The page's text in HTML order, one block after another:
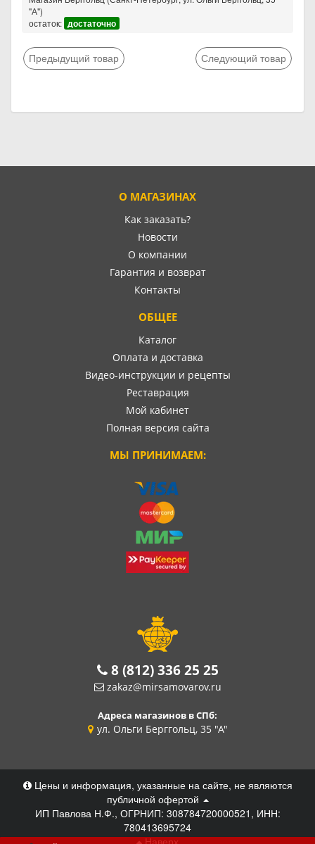
"А")
остаток: достаточно
Предыдущий товар Следующий товар
О МАГАЗИНАХ
Как заказать?
Новости
О компании
Гарантия и возврат
Контакты
ОБЩЕЕ
Каталог
Оплата и доставка
Видео-инструкции и рецепты
Реставрация
Мой кабинет
Полная версия сайта
МЫ ПРИНИМАЕМ:
8 (812) 336 25 25
zakaz@mirsamovarov.ru
Адреса магазинов в СПб:
ул. Ольги Берггольц, 35 "А"
Цены и информация, указанные на сайте, не являются
публичной офертой
ИП Павлова Н.Ф., ОГРНИП: 308784720000521, ИНН:
780413695724
Наверх